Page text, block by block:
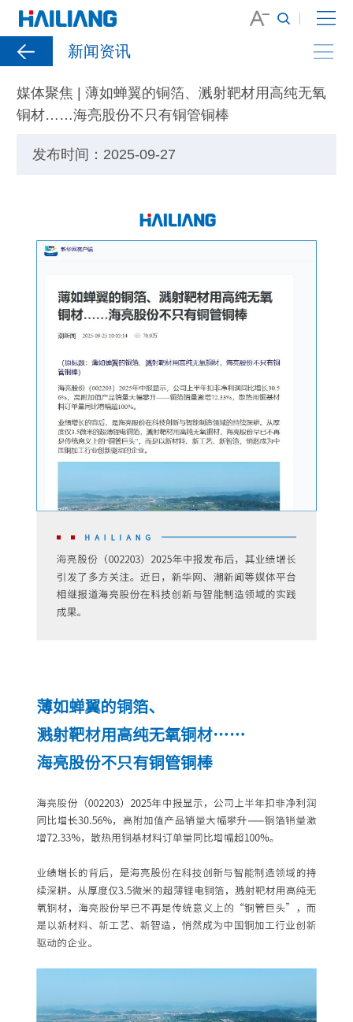
新闻资讯
媒体聚焦 | 薄如蝉翼的铜箔、溅射靶材用高纯无氧
铜材……海亮股份不只有铜管铜棒
发布时间：2025-09-27